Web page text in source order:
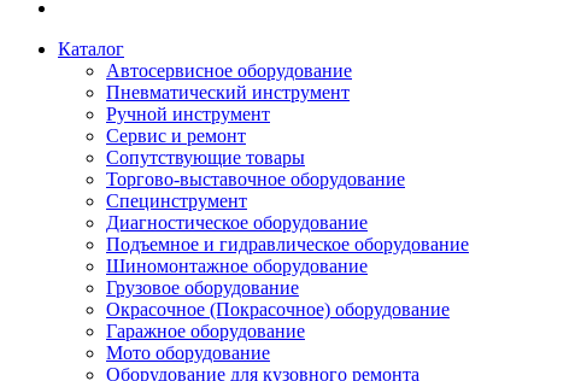
Каталог
Автосервисное оборудование
Пневматический инструмент
Ручной инструмент
Сервис и ремонт
Сопутствующие товары
Торгово-выставочное оборудование
Специнструмент
Диагностическое оборудование
Подъемное и гидравлическое оборудование
Шиномонтажное оборудование
Грузовое оборудование
Окрасочное (Покрасочное) оборудование
Гаражное оборудование
Мото оборудование
Оборудование для кузовного ремонта